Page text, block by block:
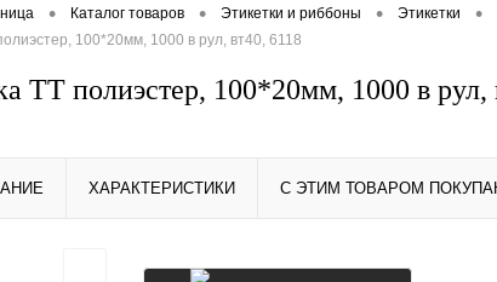
• Каталог товаров • Этикетки и риббоны • Этикетки •
100*20мм, 1000 в рул, вт40, 6118
ТТ полиэстер, 100*20мм, 1000 в рул,
ХАРАКТЕРИСТИКИ С ЭТИМ ТОВАРОМ